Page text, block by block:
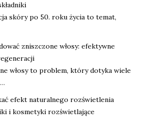
skóry po 50. roku życia to temat,
zniszczone włosy: efektywne
włosy to problem, który dotyka wiele
efekt naturalnego rozświetlenia
i kosmetyki rozświetlające